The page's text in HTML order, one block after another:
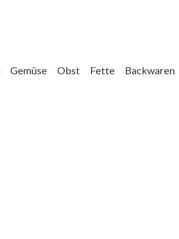
Gemüse Obst Fette Backwaren